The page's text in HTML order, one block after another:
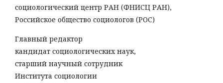
социологический центр РАН (ФНИСЦ РАН),
Российское общество социологов (РОС)
Главный редактор
кандидат социологических наук,
старший научный сотрудник
Института социологии